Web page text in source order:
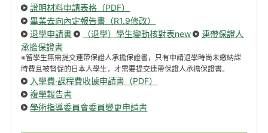
證明材料申請表格（PDF）
畢業去向內定報告書（R1.9修改）
退學申請書
（退學）學生變動核對表new 連帶保證人
承擔保證書
※留學生無需提交連帶保證人承擔保證書，只有申請退學時尚未繳納課
時費且被督促的日本人學生，才需要提交連帶保證人承擔保證書。
入學費·課程費收據申請書（PDF）
複學報告書
學術指導委員會委員變更申請書